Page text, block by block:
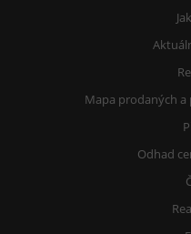
Mapa prodaných
Odhad